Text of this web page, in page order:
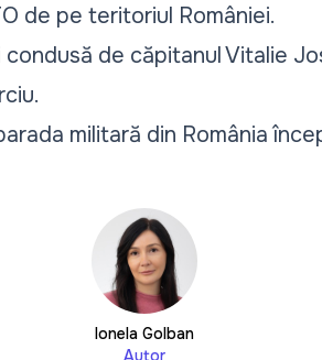
de pe teritoriul României.
de căpitanul Vitalie
militară din România
Ionela Golban
Autor